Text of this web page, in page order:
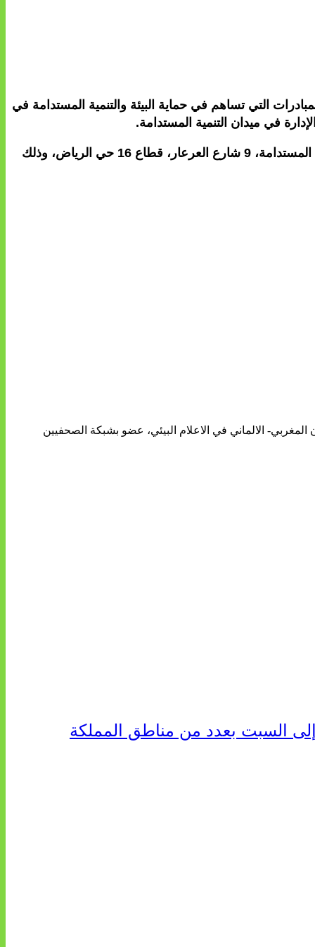
الجائزة إلى تشجيع كل المبادرات التي تساهم في حماية البيئة والتنمية المستدامة في
في ميدان التنمية المستدامة.
ترسل الترشيحات بالبريد المضمون أو تودع لدى مكتب الضبط التابع لوزارة الانتقال الطاقي والتنمية المستدامة -قطاع التنمية المستدامة، 9 شارع العرعار، قطاع 16 حي الرياض، وذلك
الالماني في الاعلام البيئي، عضو بشبكة الصحفيين
السبت بعدد من مناطق المملكة